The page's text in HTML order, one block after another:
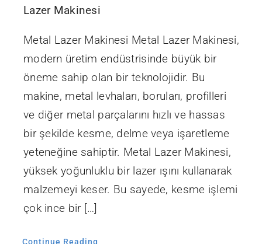
Lazer Makinesi
Metal Lazer Makinesi Metal Lazer Makinesi,
modern üretim endüstrisinde büyük bir
öneme sahip olan bir teknolojidir. Bu
makine, metal levhaları, boruları, profilleri
ve diğer metal parçalarını hızlı ve hassas
bir şekilde kesme, delme veya işaretleme
yeteneğine sahiptir. Metal Lazer Makinesi,
yüksek yoğunluklu bir lazer ışını kullanarak
malzemeyi keser. Bu sayede, kesme işlemi
çok ince bir […]
Continue Reading